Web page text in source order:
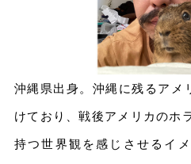
沖縄県出⾝。沖縄に残るアメ
けており、戦後アメリカのホ
持つ世界観を感じさせるイ